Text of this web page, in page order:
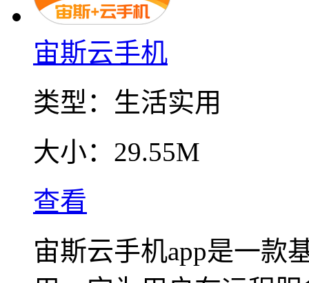
宙斯云手机
类型： 生活实用
大小： 29.55M
查看
宙斯云手机app是一款